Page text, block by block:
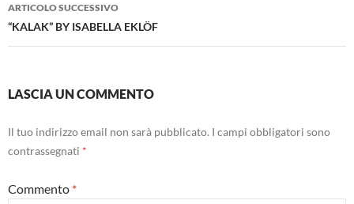
ARTICOLO SUCCESSIVO
“KALAK” BY ISABELLA EKLÖF
LASCIA UN COMMENTO
Il tuo indirizzo email non sarà pubblicato. I campi obbligatori sono
contrassegnati *
Commento *